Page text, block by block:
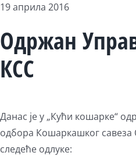
19 априла 2016
Одржан
КСС
Данас је у „Кући кошарке“
одбора Кошаркашког савеза
следеће одлуке: